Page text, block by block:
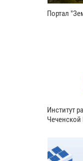
Портал
Институт
Чеченской